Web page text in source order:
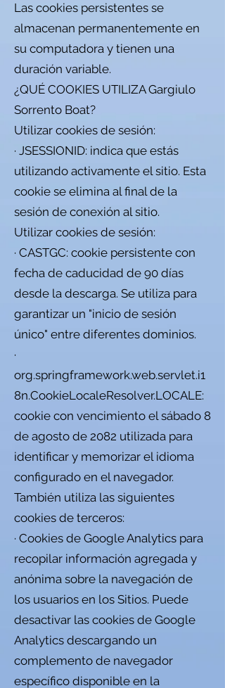
Las cookies persistentes se
almacenan permanentemente en
su computadora y tienen una
duración variable.
¿QUÉ COOKIES UTILIZA Gargiulo
Sorrento Boat?
Utilizar cookies de sesión:
· JSESSIONID: indica que estás
utilizando activamente el sitio. Esta
cookie se elimina al final de la
sesión de conexión al sitio.
Utilizar cookies de sesión:
· CASTGC: cookie persistente con
fecha de caducidad de 90 días
desde la descarga. Se utiliza para
garantizar un "inicio de sesión
único" entre diferentes dominios.
·
org.springframework.web.servlet.i1
8n.CookieLocaleResolver.LOCALE:
cookie con vencimiento el sábado 8
de agosto de 2082 utilizada para
identificar y memorizar el idioma
configurado en el navegador.
También utiliza las siguientes
cookies de terceros:
· Cookies de Google Analytics para
recopilar información agregada y
anónima sobre la navegación de
los usuarios en los Sitios. Puede
desactivar las cookies de Google
Analytics descargando un
complemento de navegador
específico disponible en la